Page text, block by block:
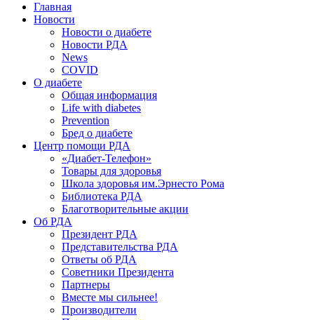
Главная
Новости
Новости о диабете
Новости РДА
News
COVID
О диабете
Общая информация
Life with diabetes
Prevention
Бред о диабете
Центр помощи РДА
«Диабет-Телефон»
Товары для здоровья
Школа здоровья им.Эрнесто Рома
Библиотека РДА
Благотворительные акции
Об РДА
Президент РДА
Представительства РДА
Ответы об РДА
Советники Президента
Партнеры
Вместе мы сильнее!
Производители